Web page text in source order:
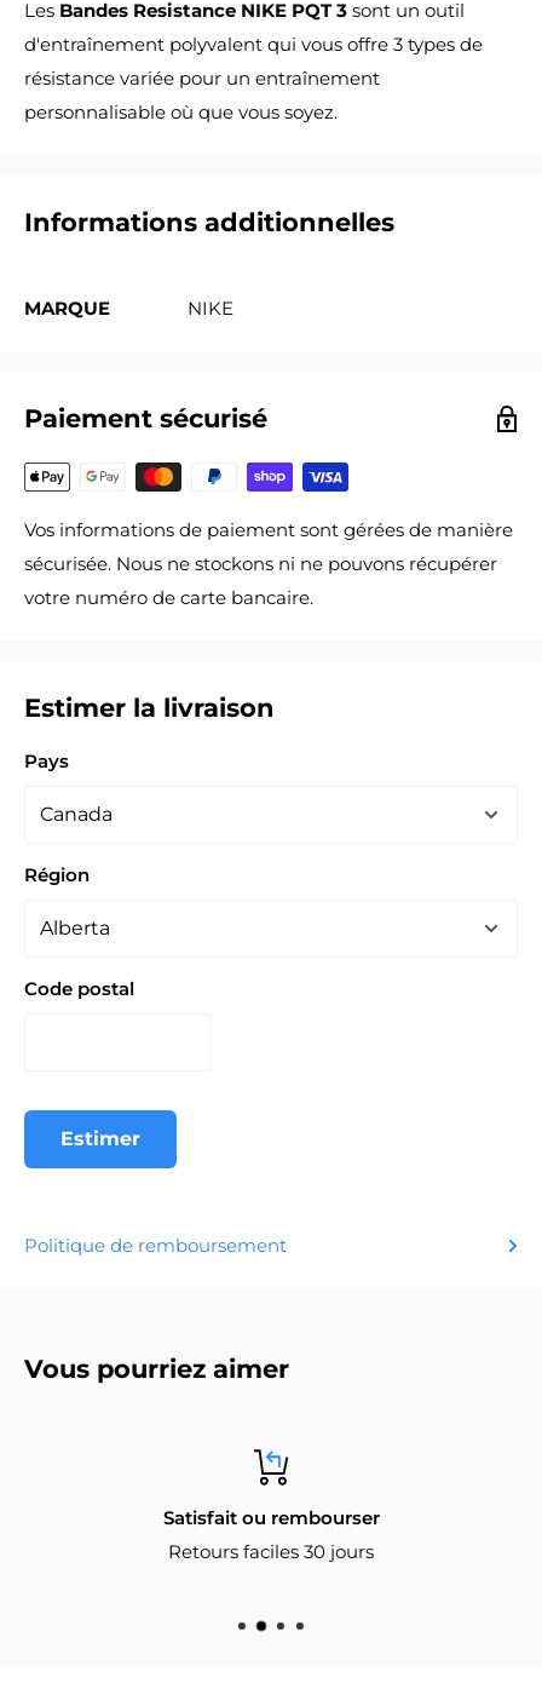
Les Bandes Resistance NIKE PQT 3 sont un outil
d'entraînement polyvalent qui vous offre 3 types de
résistance variée pour un entraînement
personnalisable où que vous soyez.
Informations additionnelles
MARQUE NIKE
Paiement sécurisé
Vos informations de paiement sont gérées de manière
sécurisée. Nous ne stockons ni ne pouvons récupérer
votre numéro de carte bancaire.
Estimer la livraison
Pays
Région
Code postal
Estimer
Politique de remboursement
Vous pourriez aimer
Satisfait ou rembourser
Retours faciles 30 jours